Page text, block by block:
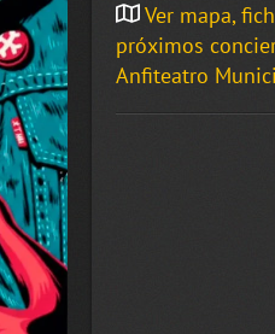
Ver mapa,
próximos
Anfiteatro